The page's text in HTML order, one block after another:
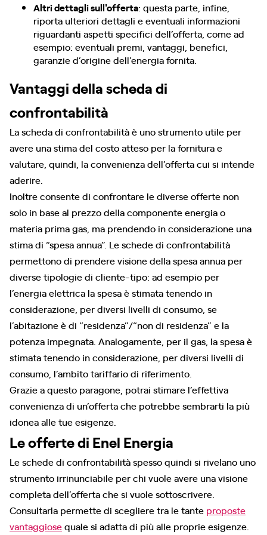
Altri dettagli sull'offerta: questa parte, infine,
riporta ulteriori dettagli e eventuali informazioni
riguardanti aspetti specifici dell’offerta, come ad
esempio: eventuali premi, vantaggi, benefici,
garanzie d’origine dell’energia fornita.
Vantaggi della scheda di
confrontabilità
La scheda di confrontabilità è uno strumento utile per
avere una stima del costo atteso per la fornitura e
valutare, quindi, la convenienza dell’offerta cui si intende
aderire.
Inoltre consente di confrontare le diverse offerte non
solo in base al prezzo della componente energia o
materia prima gas, ma prendendo in considerazione una
stima di “spesa annua”. Le schede di confrontabilità
permettono di prendere visione della spesa annua per
diverse tipologie di cliente-tipo: ad esempio per
l’energia elettrica la spesa è stimata tenendo in
considerazione, per diversi livelli di consumo, se
l’abitazione è di “residenza”/“non di residenza” e la
potenza impegnata. Analogamente, per il gas, la spesa è
stimata tenendo in considerazione, per diversi livelli di
consumo, l’ambito tariffario di riferimento.
Grazie a questo paragone, potrai stimare l’effettiva
convenienza di un’offerta che potrebbe sembrarti la più
idonea alle tue esigenze.
Le offerte di Enel Energia
Le schede di confrontabilità spesso quindi si rivelano uno
strumento irrinunciabile per chi vuole avere una visione
completa dell’offerta che si vuole sottoscrivere.
Consultarla permette di scegliere tra le tante proposte
vantaggiosequale si adatta di più alle proprie esigenze.